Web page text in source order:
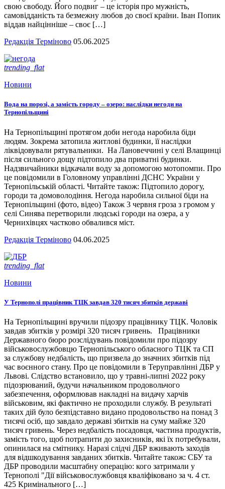
свою свободу. Його подвиг – це історія про мужність,
самовідданість та безмежну любов до своєї країни. Іван Попик
віддав найцінніше – своє […]
Редакція Терміново 05.06.2025
trending_flat
Новини
Вода на порозі, а замість городу – озеро: наслідки негоди на
Тернопільщині
На Тернопільщині протягом доби негода наробила біди
людям. Зокрема затопила житлові будинки, її наслідки
ліквідовували рятувальники. На Лановеччині у селі Влащинці
після сильного дощу підтопило два приватні будинки.
Надзвичайники відкачали воду за допомогою мотопомпи. Про
це повідомили в Головному управлінні ДСНС України у
Тернопільській області. Читайте також: Підтопило дорогу,
городи та домоволодіння. Негода наробила сильної біди на
Тернопільщині (фото, відео) Також 3 червня гроза з громом у
селі Синява перетворили людські городи на озера, а у
Чернихівцях частково обвалився міст.
Редакція Терміново 04.06.2025
trending_flat
Новини
У Тернополі працівник ТЦК завдав 320 тисяч збитків державі
На Тернопільщині вручили підозру працівнику ТЦК. Чоловік
завдав збитків у розмірі 320 тисяч гривень. Працівники
Державного бюро розслідувань повідомили про підозру
військовослужбовцю Тернопільського обласного ТЦК та СП
за службову недбалість, що призвела до значних збитків під
час воєнного стану. Про це повідомили в Теруправлінні ДБР у
Львові. Слідство встановило, що у травні-липні 2022 року
підозрюваний, будучи начальником продовольчого
забезпечення, оформлював накладні на видачу харчів
військовим, які фактично не проходили службу. В результаті
таких дій було безпідставно видано продовольство на понад 3
тисячі осіб, що завдало державі збитків на суму майже 320
тисяч гривень. Через недбалість посадовця, частина продуктів,
замість того, щоб потрапити до захисників, які їх потребували,
опинилася на смітнику. Наразі слідчі ДБР вживають заходів
для відшкодування завданих збитків. Читайте також: СБУ та
ДБР проводили масштабну операцію: кого затримали у
Тернополі "Дії військовослужбовця кваліфіковано за ч. 4 ст.
425 Кримінального […]